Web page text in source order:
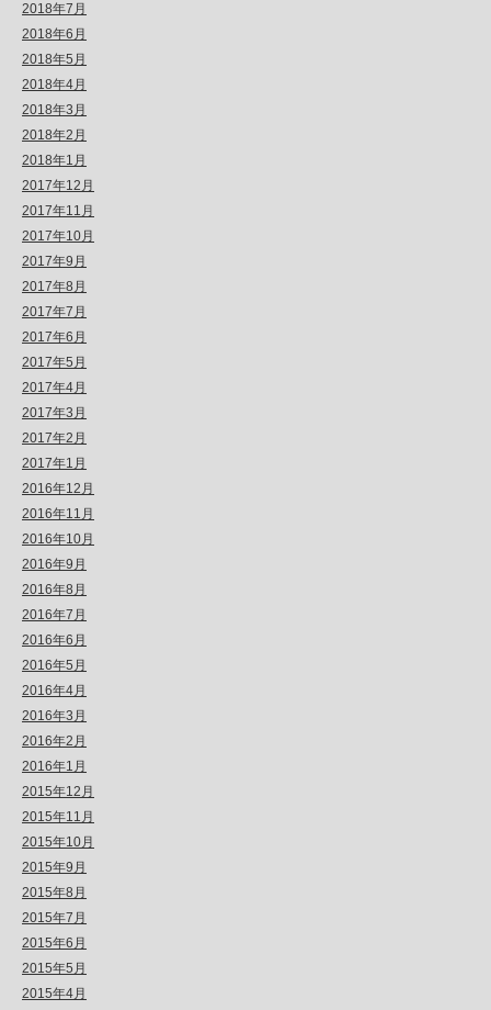
2018年7月
2018年6月
2018年5月
2018年4月
2018年3月
2018年2月
2018年1月
2017年12月
2017年11月
2017年10月
2017年9月
2017年8月
2017年7月
2017年6月
2017年5月
2017年4月
2017年3月
2017年2月
2017年1月
2016年12月
2016年11月
2016年10月
2016年9月
2016年8月
2016年7月
2016年6月
2016年5月
2016年4月
2016年3月
2016年2月
2016年1月
2015年12月
2015年11月
2015年10月
2015年9月
2015年8月
2015年7月
2015年6月
2015年5月
2015年4月